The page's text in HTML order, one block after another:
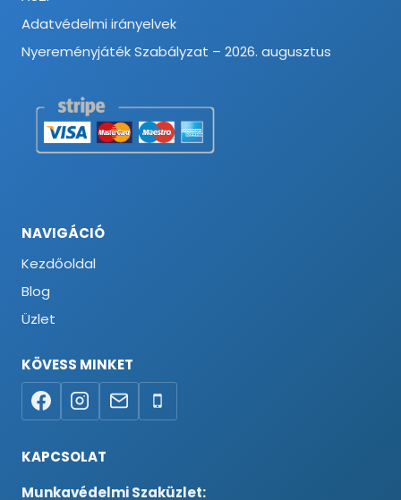
Adatvédelmi irányelvek
Nyereményjáték Szabályzat – 2026. augusztus
NAVIGÁCIÓ
Kezdőoldal
Blog
Üzlet
KÖVESS MINKET
KAPCSOLAT
Munkavédelmi Szaküzlet: